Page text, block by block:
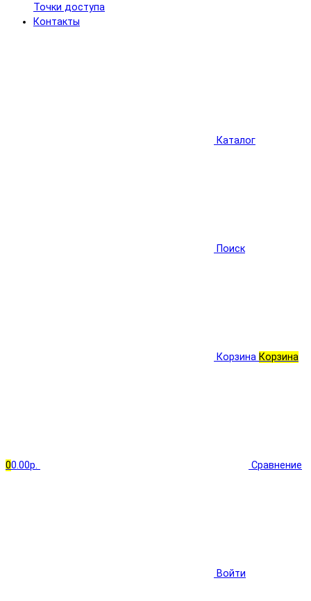
Точки доступа
Контакты
Каталог
Поиск
Корзина Корзина
00.00р. Сравнение
Войти